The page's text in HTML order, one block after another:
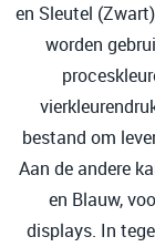
en Sleutel
worden
bestand om
Aan de andere
en Blauw,
displays. In